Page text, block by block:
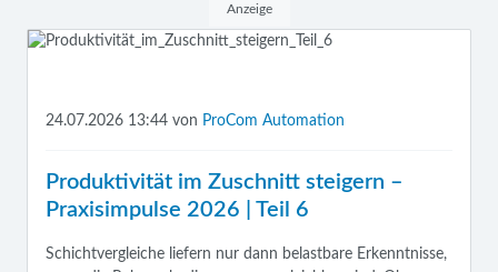
Anzeige
24.07.2026 13:44 von ProCom Automation
Produktivität im Zuschnitt steigern –
Praxisimpulse 2026 | Teil 6
Schichtvergleiche liefern nur dann belastbare Erkenntnisse,